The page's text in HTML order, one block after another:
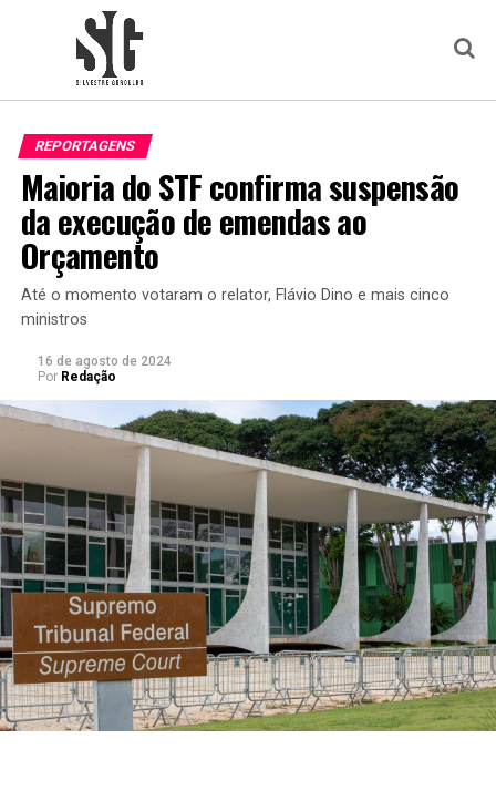
REPORTAGENS
Maioria do STF confirma suspensão
da execução de emendas ao
Orçamento
Até o momento votaram o relator, Flávio Dino e mais cinco
ministros
16 de agosto de 2024
Por Redação